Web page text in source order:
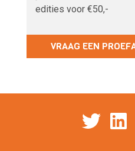
edities voor €50,-
VRAAG EEN